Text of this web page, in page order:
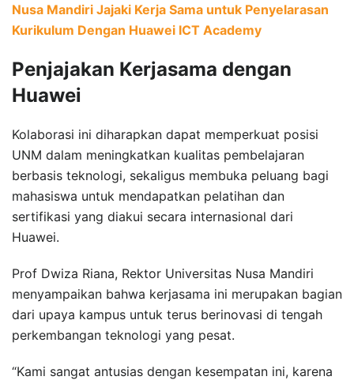
Nusa Mandiri Jajaki Kerja Sama untuk Penyelarasan
Kurikulum Dengan Huawei ICT Academy
Penjajakan Kerjasama dengan
Huawei
Kolaborasi ini diharapkan dapat memperkuat posisi
UNM dalam meningkatkan kualitas pembelajaran
berbasis teknologi, sekaligus membuka peluang bagi
mahasiswa untuk mendapatkan pelatihan dan
sertifikasi yang diakui secara internasional dari
Huawei.
Prof Dwiza Riana, Rektor Universitas Nusa Mandiri
menyampaikan bahwa kerjasama ini merupakan bagian
dari upaya kampus untuk terus berinovasi di tengah
perkembangan teknologi yang pesat.
“Kami sangat antusias dengan kesempatan ini, karena